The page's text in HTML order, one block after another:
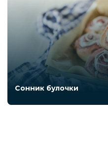
Сонник булочки